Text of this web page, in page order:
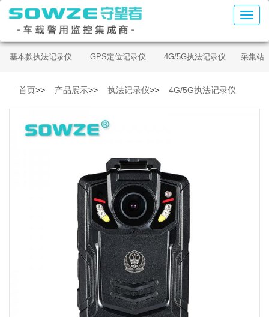
基本款执法记录仪 GPS定位记录仪 4G/5G执法记录仪 采集站
首页>> 产品展示>> 执法记录仪>> 4G/5G执法记录仪